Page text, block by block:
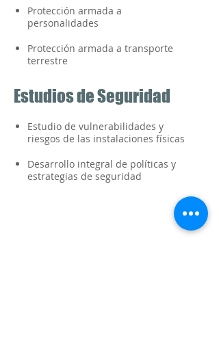
Protección armada a
personalidades
Protección armada a transporte
terrestre
Estudios de Seguridad
Estudio de vulnerabilidades y
riesgos de las instalaciones físicas
Desarrollo integral de políticas y
estrategias de seguridad